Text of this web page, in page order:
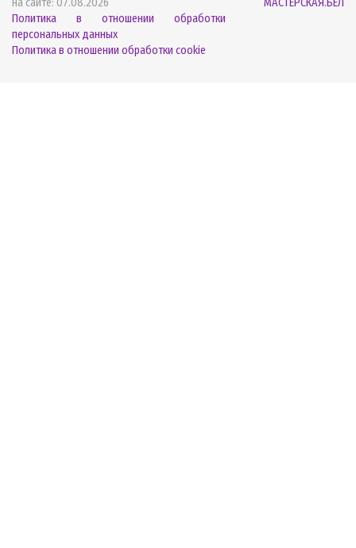
Политика в отношении обработки
персональных данных
Политика в отношении обработки cookie